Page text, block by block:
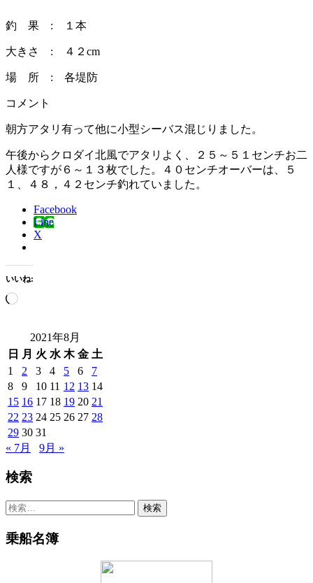
釣 果 : １本
大きさ : ４２cm
場 所 : 各堤防
コメント
朝方アタリ有って他に小型シーバス混じりました。
午後からクロダイ北風でアタリよく、２５～５１センチお二
人様ですが６～１３枚でした。４０センチオーバーは、５
１、４８，４２センチ釣れていました。
Facebook
Line
X
いいね:
読
中…
2021年8月
日
月 火 水 木 金 土
1
2 3 4 5 6
7
8
9 10 11 12 13 14
15 16 17 18 19 20 21
22 23 24 25 26 27 28
29 30 31
« 7月
9月 »
検索
検
乗船名簿